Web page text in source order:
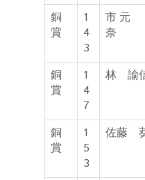
銅
賞
1
4
3
市元
奈
銅
賞
1
4
7
林 諭
銅
賞
1
5
3
佐藤